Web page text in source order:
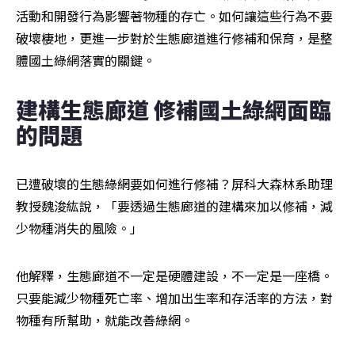
活動和開發行為影響著物種的存亡。如何讓這些行為不要
破壞棲地，更進一步對於生態廊道進行修補和保育，是整
體國土綠網落實的關鍵。
建構生態廊道 修補國土綠網面臨
的問題
已遭破壞的生態綠網要如何進行修補？屏科大森林系助理
教授魏浚紘說，「要透過生態廊道的建構來加以修補，減
少物種消失的風險。」
他解釋，生態廊道不一定是硬體建設，不一定是一座橋。
只要能減少物種死亡率、增加出生率和存活率的方法，對
物種有所幫助，就能改善綠網。